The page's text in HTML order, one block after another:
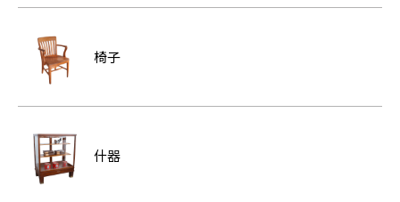
椅子
什器